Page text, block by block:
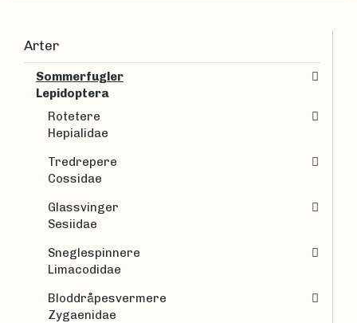
Arter
Sommerfugler
Lepidoptera
Rotetere
Hepialidae
Tredrepere
Cossidae
Glassvinger
Sesiidae
Sneglespinnere
Limacodidae
Bloddråpesvermere
Zygaenidae